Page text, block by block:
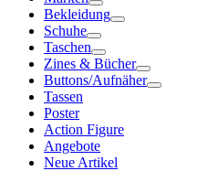
Bekleidung
Schuhe
Taschen
Zines & Bücher
Buttons/Aufnäher
Tassen
Poster
Action Figure
Angebote
Neue Artikel